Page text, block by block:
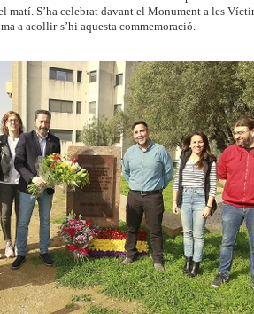
S’ha celebrat davant el Monument a les
a acollir-s’hi aquesta commemoració.